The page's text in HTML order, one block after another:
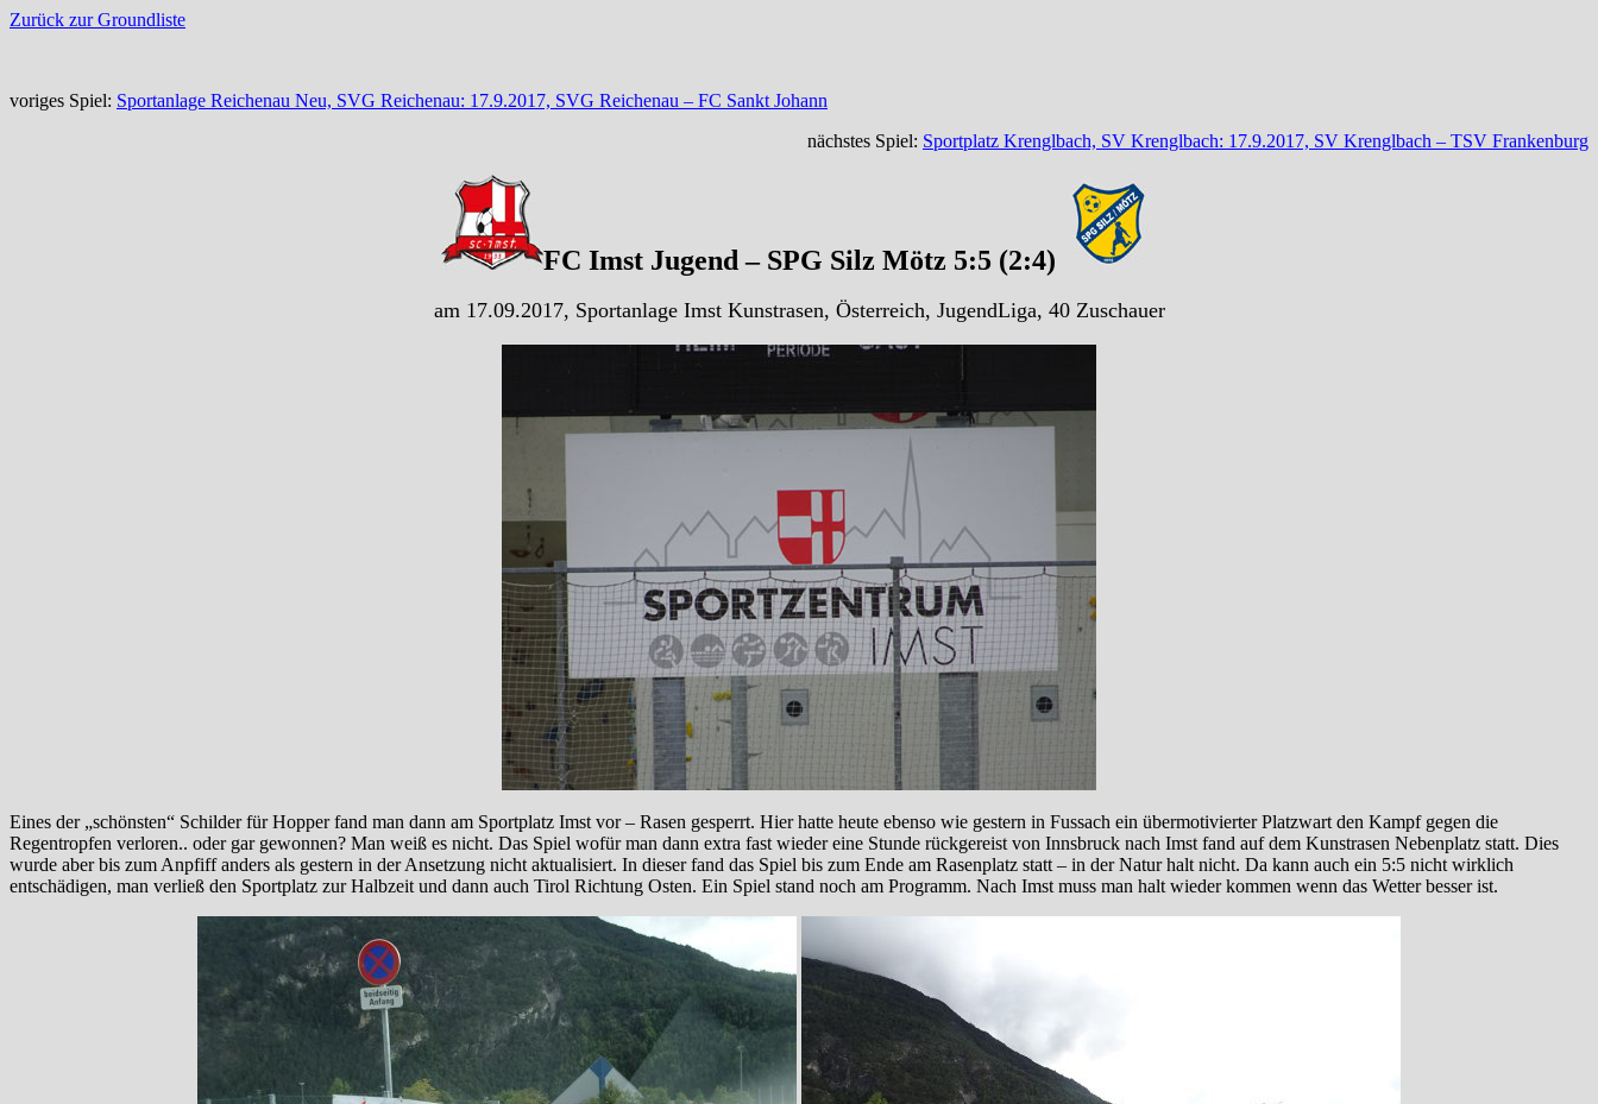
Zurück zur Groundliste
voriges Spiel: Sportanlage Reichenau Neu, SVG Reichenau: 17.9.2017, SVG Reichenau – FC Sankt Johann
nächstes Spiel: Sportplatz Krenglbach, SV Krenglbach: 17.9.2017, SV Krenglbach – TSV Frankenburg
FC Imst Jugend – SPG Silz Mötz 5:5 (2:4)
am 17.09.2017, Sportanlage Imst Kunstrasen, Österreich, JugendLiga, 40 Zuschauer
Eines der „schönsten“ Schilder für Hopper fand man dann am Sportplatz Imst vor – Rasen gesperrt. Hier hatte heute ebenso wie gestern in Fussach ein übermotivierter Platzwart den Kampf gegen die
Regentropfen verloren.. oder gar gewonnen? Man weiß es nicht. Das Spiel wofür man dann extra fast wieder eine Stunde rückgereist von Innsbruck nach Imst fand auf dem Kunstrasen Nebenplatz statt. Dies
wurde aber bis zum Anpfiff anders als gestern in der Ansetzung nicht aktualisiert. In dieser fand das Spiel bis zum Ende am Rasenplatz statt – in der Natur halt nicht. Da kann auch ein 5:5 nicht wirklich
entschädigen, man verließ den Sportplatz zur Halbzeit und dann auch Tirol Richtung Osten. Ein Spiel stand noch am Programm. Nach Imst muss man halt wieder kommen wenn das Wetter besser ist.